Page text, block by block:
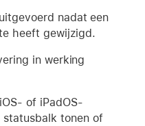
nadat een
heeft gewijzigd.
in werking
of iPadOS-
tonen of